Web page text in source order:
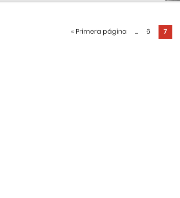
« Primera página ... 6 7